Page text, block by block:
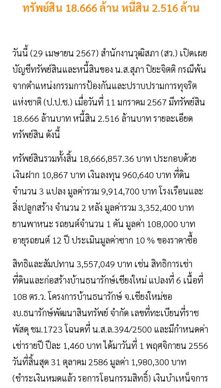
ทรัพย์สิน 18.666 ล้าน หนี้สิน 2.516 ล้าน
วันนี้ (29 เมษายน 2567) สำนักงานวุฒิสภา (สว.) เปิดเผย
บัญชีทรัพย์สินและหนี้สินของ น.ส.สุภา ปิยะจิตติ กรณีพ้น
จากตำแหน่งกรรมการป้องกันและปราบปรามการทุจริต
แห่งชาติ (ป.ป.ช.) เมื่อวันที่ 11 มกราคม 2567 มีทรัพย์สิน
18.666 ล้านบาท หนี้สิน 2.516 ล้านบาท รายละเอียด
ทรัพย์สิน ดังนี้
ทรัพย์สินรวมทั้งสิ้น 18,666,857.36 บาท ประกอบด้วย
เงินฝาก 10,867 บาท เงินลงทุน 960,640 บาท ที่ดิน
จำนวน 3 แปลง มูลค่ารวม 9,914,700 บาท โรงเรือนและ
สิ่งปลูกสร้าง จำนวน 2 หลัง มูลค่ารวม 3,352,400 บาท
ยานพาหนะ รถยนต์จำนวน 1 คัน มูลค่า 108,000 บาท
อายุรถยนต์ 12 ปี ประเมินมูลค่าซาก 10 % ของราคาซื้อ
สิทธิและสัมปทาน 3,557,049 บาท เช่น สิทธิการเช่า
ที่ดินและก่อสร้างบ้านธนารักษ์เชียงใหม่ แปลงที่ 6 เนื้อที่
108 ตร.ว. โครงการบ้านธนารักษ์ จ.เชียงใหม่ขอ
งบ.ธนารักษ์พัฒนาสินทรัพย์ จำกัด เลขที่ทะเบียนที่ราช
พัสดุ ชม.1723 โฉนดที่ น.ส.ล.394/2500 และมีกำหนดค่า
เช่ารายปี ปีละ 1,460 บาท ได้มาวันที่ 1 พฤศจิกายน 2556
วันที่สิ้นสุด 31 ตุลาคม 2586 มูลค่า 1,980,300 บาท
(ชำระเงินหมดแล้ว รอการโอนกรรมสิทธิ์) เงินบำเหน็จการ